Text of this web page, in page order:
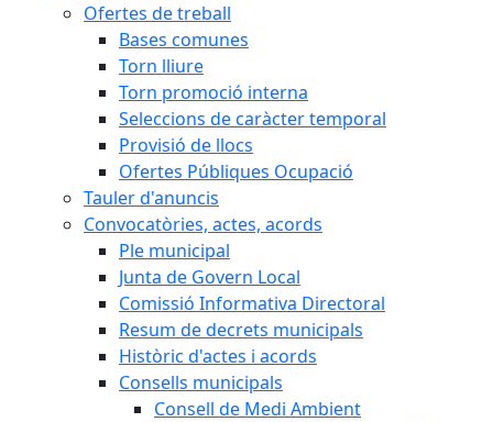
Ofertes de treball
Bases comunes
Torn lliure
Torn promoció interna
Seleccions de caràcter temporal
Provisió de llocs
Ofertes Públiques Ocupació
Tauler d'anuncis
Convocatòries, actes, acords
Ple municipal
Junta de Govern Local
Comissió Informativa Directoral
Resum de decrets municipals
Històric d'actes i acords
Consells municipals
Consell de Medi Ambient